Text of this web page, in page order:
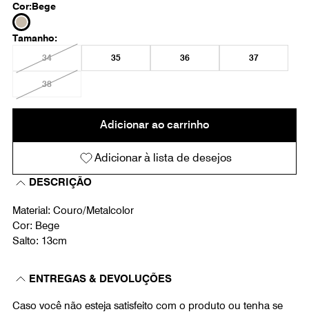
Cor:Bege
Tamanho:
34 35 36 37
38
Adicionar ao carrinho
Adicionar à lista de desejos
DESCRIÇÃO
Material: Couro/Metalcolor
Cor: Bege
Salto: 13cm
ENTREGAS & DEVOLUÇÕES
Caso você não esteja satisfeito com o produto ou tenha se